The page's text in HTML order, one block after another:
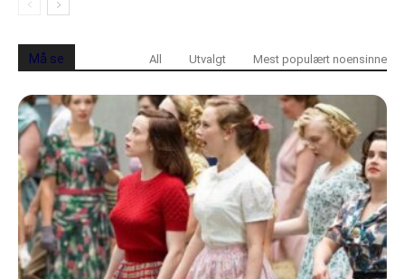
Må se All Utvalgt Mest populært noensinne